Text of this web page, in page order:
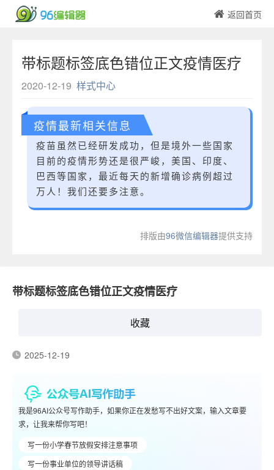
返回首页
带标题标签底色错位正文疫情医疗
2020-12-19 样式中心
疫情最新相关信息
疫苗虽然已经研发成功，但是境外一些国家
目前的疫情形势还是很严峻，美国、印度、
巴西等国家，最近每天的新增确诊病例超过
万人！我们还要多注意。
排版由96微信编辑器提供支持
带标题标签底色错位正文疫情医疗
收藏
2025-12-19
我是96AI公众号写作助手，如果你正在发愁写不出好文案，输入文章要
求，让我来帮你写吧！
写一份小学春节放假安排注意事项
写一份事业单位的领导讲话稿